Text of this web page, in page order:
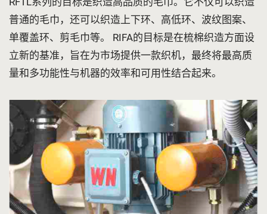
普通的毛巾，还可以织造上下环、高低环、波纹图案、
单覆盖环、剪毛巾等。 RIFA的目标是在梳棉织造方面设
立新的基准，旨在为市场提供一款织机，最终将最高质
量和多功能性与机器的效率和可用性结合起来。